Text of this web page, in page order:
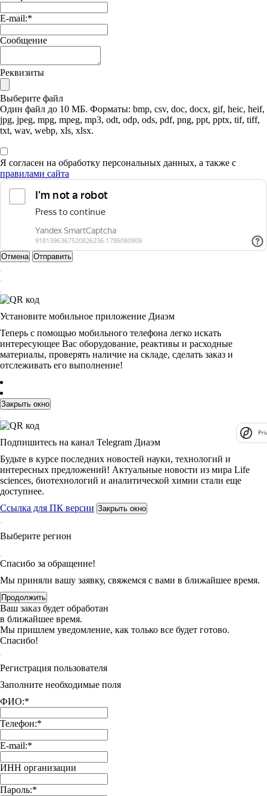
E-mail:*
Сообщение
Реквизиты
Выберите файл
Один файл до 10 МБ. Форматы: bmp, csv, doc, docx, gif, heic, heif,
jpg, jpeg, mpg, mpeg, mp3, odt, odp, ods, pdf, png, ppt, pptx, tif, tiff,
txt, wav, webp, xls, xlsx.
Я согласен на обработку персональных данных, а также с
правилами сайта
Отмена Отправить
Установите мобильное приложение Диаэм
Теперь с помощью мобильного телефона легко искать
интересующее Вас оборудование, реактивы и расходные
материалы, проверять наличие на складе, сделать заказ и
отслеживать его выполнение!
Закрыть окно
Подпишитесь на канал Telegram Диаэм
Будьте в курсе последних новостей науки, технологий и
интересных предложений! Актуальные новости из мира Life
sciences, биотехнологий и аналитической химии стали еще
доступнее.
Ссылка для ПК версии Закрыть окно
Выберите регион
Спасибо за обращение!
Мы приняли вашу заявку, свяжемся с вами в ближайшее время.
Продолжить
Ваш заказ будет обработан
в ближайшее время.
Мы пришлем уведомление, как только все будет готово.
Спасибо!
Регистрация пользователя
Заполните необходимые поля
ФИО:*
Телефон:*
E-mail:*
ИНН организации
Пароль:*